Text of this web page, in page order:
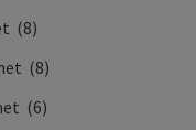
(8)
(8)
(6)